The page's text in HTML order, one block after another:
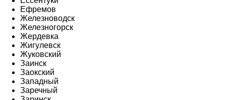
Ефремов
Железноводск
Железногорск
Жердевка
Жигулевск
Жуковский
Заинск
Заокский
Западный
Заречный